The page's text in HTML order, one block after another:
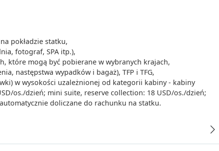
pokładzie statku,
fotograf, SPA itp.),
które mogą być pobierane w wybranych krajach,
następstwa wypadków i bagaż), TFP i TFG,
w wysokości uzależnionej od kategorii kabiny - kabiny
os./dzień; mini suite, reserve collection: 18 USD/os./dzień;
doliczane do rachunku na statku.